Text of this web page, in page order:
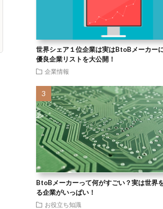
世界シェア１位企業は実はBtoBメーカー
優良企業リストを大公開！
企業情報
BtoBメーカーって何がすごい？実は世界
る企業がいっぱい！
お役立ち知識